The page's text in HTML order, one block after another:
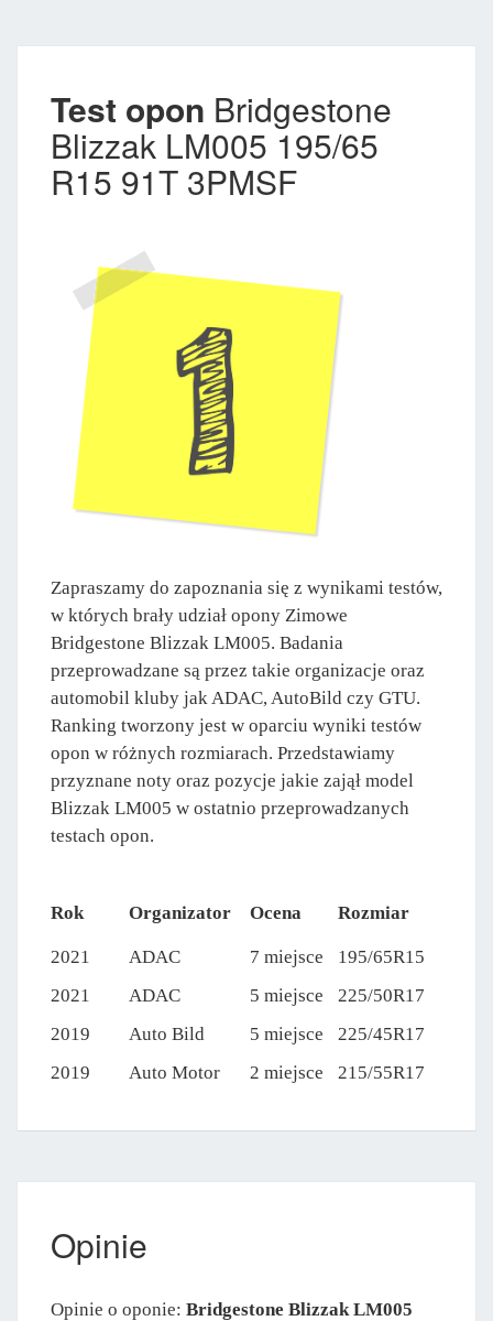
Test opon Bridgestone
Blizzak LM005 195/65
R15 91T 3PMSF
Zapraszamy do zapoznania się z wynikami testów,
w których brały udział opony Zimowe
Bridgestone Blizzak LM005. Badania
przeprowadzane są przez takie organizacje oraz
automobil kluby jak ADAC, AutoBild czy GTU.
Ranking tworzony jest w oparciu wyniki testów
opon w różnych rozmiarach. Przedstawiamy
przyznane noty oraz pozycje jakie zajął model
Blizzak LM005 w ostatnio przeprowadzanych
testach opon.
Rok Organizator Ocena Rozmiar
2021 ADAC 7 miejsce
195/65R15
2021
ADAC 5 miejsce
225/50R17
2019
Auto Bild 5 miejsce
225/45R17
2019
Auto Motor 2 miejsce 215/55R17
Opinie
Opinie o oponie: Bridgestone Blizzak LM005